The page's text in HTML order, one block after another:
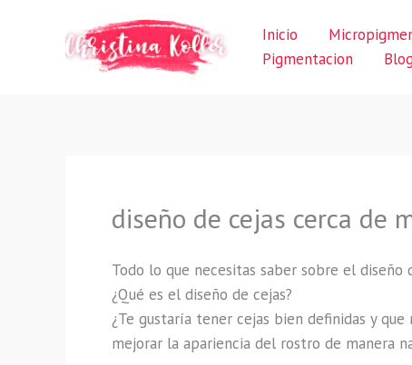
Inicio
Pigmentacion
diseño de cejas cerca de
Todo lo que necesitas saber sobre el
¿Qué es el diseño de cejas?
¿Te gustaría tener cejas bien definidas y
mejorar la apariencia del rostro de manera